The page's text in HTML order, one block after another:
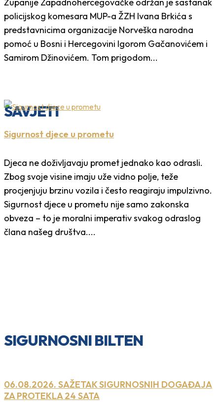
policijskog komesara MUP-a ŽZH Ivana Brkića s
predstavnicima organizacije Norveška narodna
pomoć u Bosni i Hercegovini Igorom Gačanovićem i
Samirom Džinovićem. Tom prigodom...
SAVJETI
Sigurnost djece u prometu
Djeca ne doživljavaju promet jednako kao odrasli.
Zbog svoje visine imaju uže vidno polje, teže
procjenjuju brzinu vozila i često reagiraju impulzivno.
Sigurnost djece u prometu nije samo zakonska
obveza – to je moralni imperativ svakog odraslog
člana našeg društva....
SIGURNOSNI BILTEN
06.08.2026. SAŽETAK SIGURNOSNIH DOGAĐAJA
ZA PROTEKLA 24 SATA